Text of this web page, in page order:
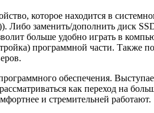
которое находится в
Либо заменить/дополнить диск
больше удобно играть в
программной части.
обеспечения.
как переход на
и стремительней работают.